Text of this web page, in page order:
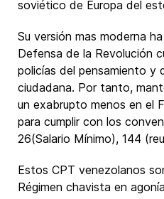
soviético de Europa del
Su versión mas moderna
Defensa de la Revolución
policías del pensamiento y
ciudadana. Por tanto,
un exabrupto menos en el
para cumplir con los
26(Salario Mínimo), 144
Estos CPT venezolanos
Régimen chavista en